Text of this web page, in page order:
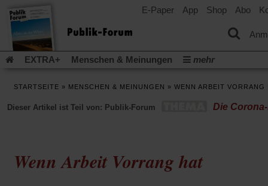
E-Paper App Shop Abo
EXTRA+ Menschen & Meinungen
mehr
EXTRA
Edition Dossier Weisheitsletter
Spiritletter
Urlaub und Nichtstun(Öffnet
in
Gefährlicher Reichtum(Öffnet
in
STARTSEITE » MENSCHEN & MEINUNGEN » WENN ARBEIT VORRANG
Dieser Artikel ist Teil von: Publik-Forum Die
Wenn Arbeit Vorrang hat